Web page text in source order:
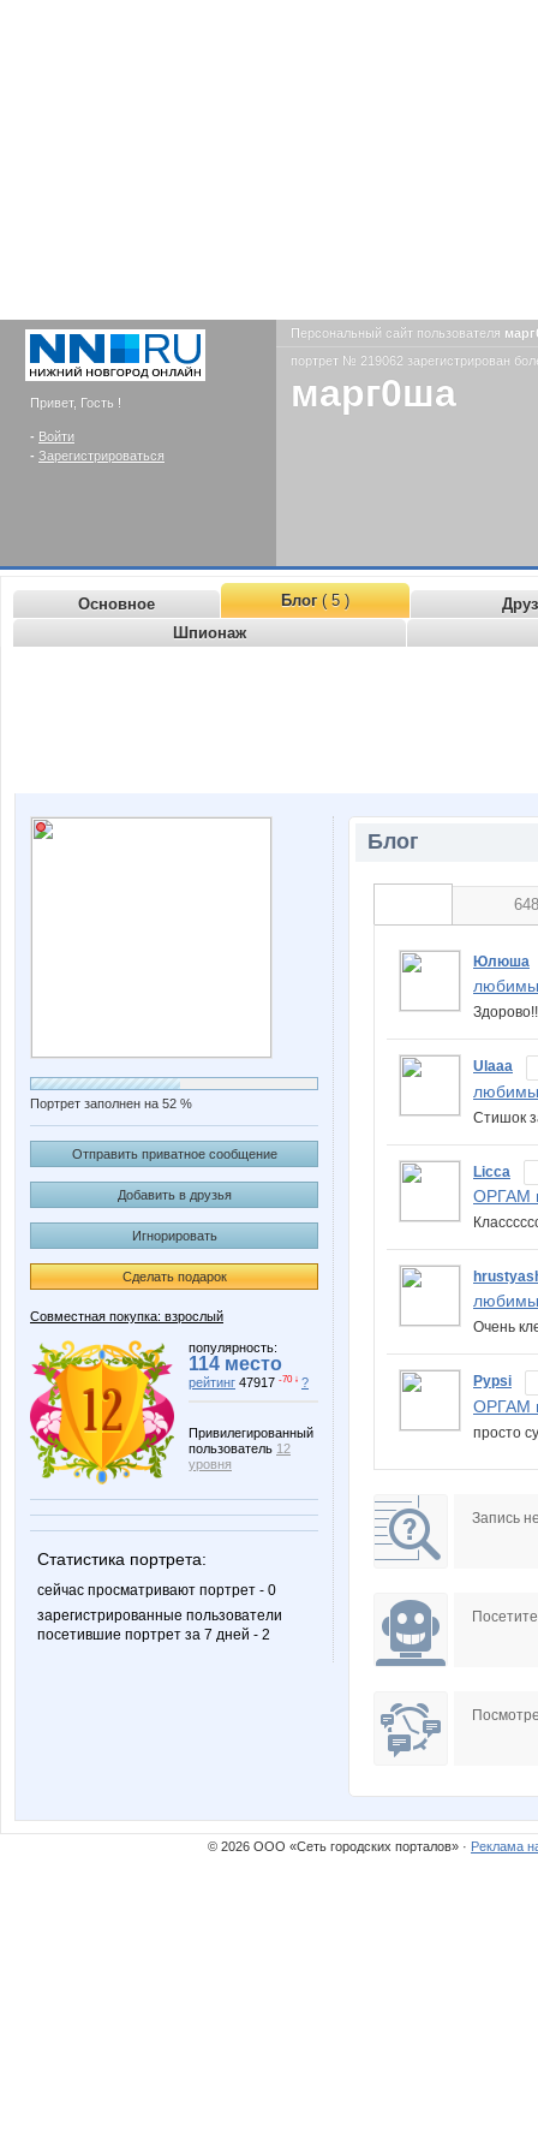
Привет, Гость !
- Войти
- Зарегистрироваться
Персональный сайт пользователя
портрет № 219062 зарегистрирован
марг0ша
Основное Блог( 5 )
Шпионаж
Портрет заполнен на 52 %
Отправить приватное сообщение
Добавить в друзья
Игнорировать
Сделать подарок
Совместная покупка: взрослый
популярность:
114 место
рейтинг 47917 -70 ↓ ?
Привилегированный
пользователь 12
уровня
Статистика портрета:
сейчас просматривают портрет - 0
зарегистрированные пользователи
посетившие портрет за 7 дней - 2
Блог
Юлюша
Ulaaa
Стишок
Licca
ОРГАМ
Очень
Pypsi
ОРГАМ
просто
Запись
© 2026 ООО «Сеть городских порталов» · Реклама